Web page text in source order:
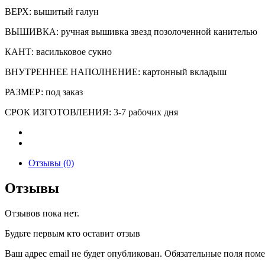
ВЕРХ: вышитый галун
ВЫШИВКА: ручная вышивка звезд позолоченной канителью
КАНТ: васильковое сукно
ВНУТРЕННЕЕ НАПОЛНЕНИЕ: картонный вкладыш
РАЗМЕР: под заказ
СРОК ИЗГОТОВЛЕНИЯ: 3-7 рабочих дня
Отзывы (0)
Отзывы
Отзывов пока нет.
Будьте первым кто оставит отзыв
Ваш адрес email не будет опубликован. Обязательные поля